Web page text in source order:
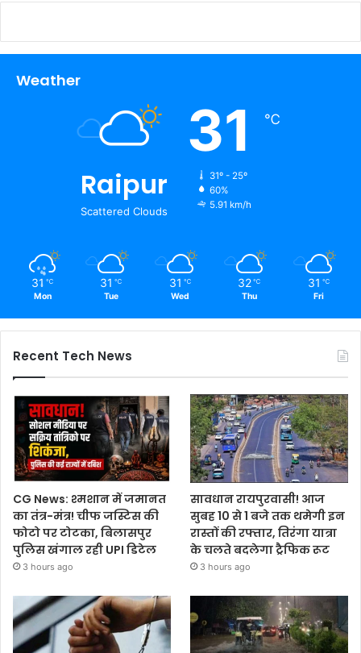
Weather
Raipur
Scattered Clouds
31 ℃
31º - 25º
60%
5.91 km/h
31 ℃
Mon
31 ℃
Tue
31 ℃
Wed
32 ℃
Thu
31 ℃
Fri
Recent Tech News
CG News: श्मशान में जमानत
का तंत्र-मंत्र! चीफ जस्टिस की
फोटो पर टोटका, बिलासपुर
पुलिस खंगाल रही UPI डिटेल
3 hours ago
सावधान रायपुरवासी! आज
सुबह 10 से 1 बजे तक थमेगी इन
रास्तों की रफ्तार, तिरंगा यात्रा
के चलते बदलेगा ट्रैफिक रूट
3 hours ago